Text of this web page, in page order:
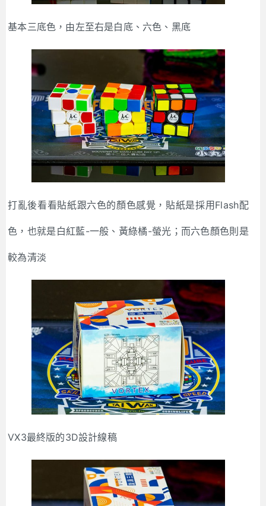
基本三底色，由左至右是白底、六色、黑底
打亂後看看貼紙跟六色的顏色感覺，貼紙是採用Flash配
色，也就是白紅藍-一般、黃綠橘-螢光；而六色顏色則是
較為清淡
VX3最終版的3D設計線稿